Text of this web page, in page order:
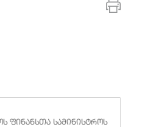
ფინანსთა სამინისტროს